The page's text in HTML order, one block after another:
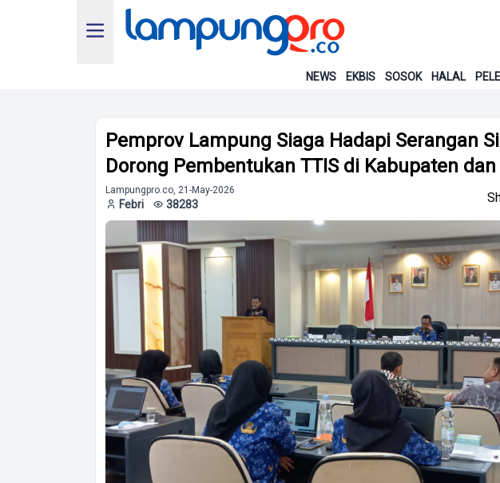
NEWS EKBIS SOSOK HALAL
Pemprov Lampung Siaga Hadapi Serangan
Dorong Pembentukan TTIS di Kabupaten
Lampungpro.co, 21-May-2026
Febri 38283